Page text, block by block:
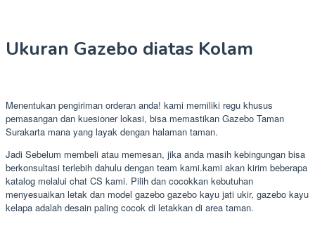
Ukuran Gazebo diatas Kolam
Menentukan pengiriman orderan anda! kami memiliki regu khusus
pemasangan dan kuesioner lokasi, bisa memastikan Gazebo Taman
Surakarta mana yang layak dengan halaman taman.
Jadi Sebelum membeli atau memesan, jika anda masih kebingungan bisa
berkonsultasi terlebih dahulu dengan team kami.kami akan kirim beberapa
katalog melalui chat CS kami. Pilih dan cocokkan kebutuhan
menyesuaikan letak dan model gazebo gazebo kayu jati ukir, gazebo kayu
kelapa adalah desain paling cocok di letakkan di area taman.